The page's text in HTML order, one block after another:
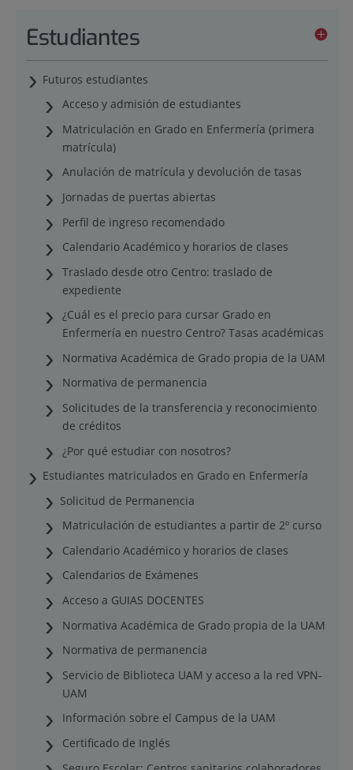
Estudiantes
Futuros estudiantes
Acceso y admisión de estudiantes
Matriculación en Grado en Enfermería (primera
matrícula)
Anulación de matrícula y devolución de tasas
Jornadas de puertas abiertas
Perfil de ingreso recomendado
Calendario Académico y horarios de clases
Traslado desde otro Centro: traslado de
expediente
¿Cuál es el precio para cursar Grado en
Enfermería en nuestro Centro? Tasas académicas
Normativa Académica de Grado propia de la UAM
Normativa de permanencia
Solicitudes de la transferencia y reconocimiento
de créditos
¿Por qué estudiar con nosotros?
Estudiantes matriculados en Grado en Enfermería
Solicitud de Permanencia
Matriculación de estudiantes a partir de 2º curso
Calendario Académico y horarios de clases
Calendarios de Exámenes
Acceso a GUIAS DOCENTES
Normativa Académica de Grado propia de la UAM
Normativa de permanencia
Servicio de Biblioteca UAM y acceso a la red VPN-
UAM
Información sobre el Campus de la UAM
Certificado de Inglés